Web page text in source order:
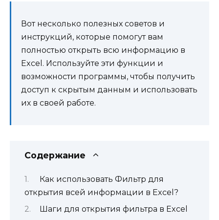
Вот несколько полезных советов и
инструкций, которые помогут вам
полностью открыть всю информацию в
Excel. Используйте эти функции и
возможности программы, чтобы получить
доступ к скрытым данным и использовать
их в своей работе.
Содержание
Как использовать Фильтр для
открытия всей информации в Excel?
Шаги для открытия фильтра в Excel